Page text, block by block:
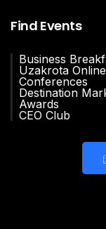
Find Events
Business
Uzakrota Online
Conferences
Destination
Awards
CEO Club